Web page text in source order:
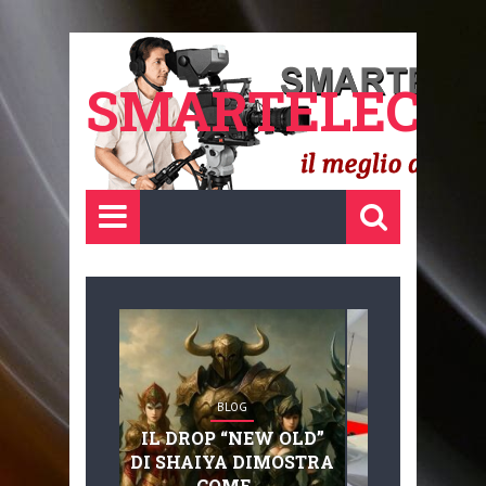
BLOG
IL DROP “NEW OLD”
DI SHAIYA DIMOSTRA